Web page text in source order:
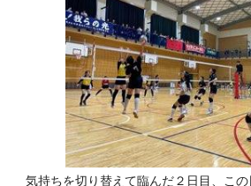
気持ちを切り替えて臨んだ２日目、こ